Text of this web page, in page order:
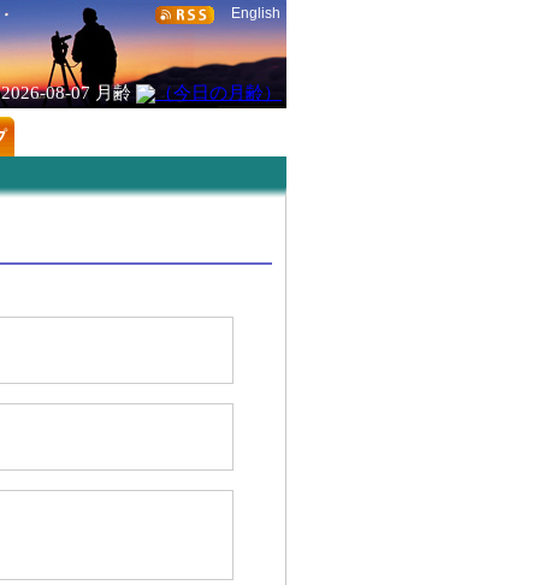
English
2026-08-07 月齢